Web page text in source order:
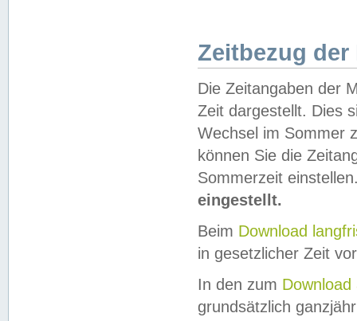
Zeitbezug der
Die Zeitangaben der
Zeit dargestellt. Dies
Wechsel im Sommer
können Sie die
Sommerzeit
eingestellt.
Beim Download
in gesetzlicher Zeit
In den zum Download
grundsätzlich